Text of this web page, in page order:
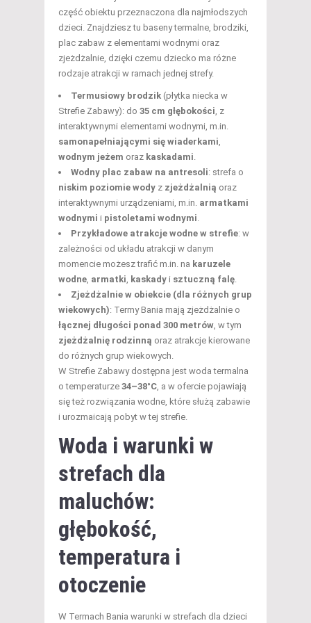
część obiektu przeznaczona dla najmłodszych
dzieci. Znajdziesz tu baseny termalne, brodziki,
plac zabaw z elementami wodnymi oraz
zjeżdżalnie, dzięki czemu dziecko ma różne
rodzaje atrakcji w ramach jednej strefy.
Termusiowy brodzik (płytka niecka w
Strefie Zabawy): do 35 cm głębokości , z
interaktywnymi elementami wodnymi, m.in.
samonapełniającymi się wiaderkami
wodnym jeżem oraz kaskadami
Wodny plac zabaw na antresoli: strefa o
niskim poziomie wody z zjeżdżalnią oraz
interaktywnymi urządzeniami, m.in. armatkami
wodnymi i pistoletami wodnymi
Przykładowe atrakcje wodne w strefie: w
zależności od układu atrakcji w danym
momencie możesz trafić m.in. na karuzele
wodne armatki kaskady i sztuczną falę
Zjeżdżalnie w obiekcie (dla różnych grup
wiekowych): Termy Bania mają zjeżdżalnie o
łącznej długości ponad 300 metrów , w tym
zjeżdżalnię rodzinną oraz atrakcje kierowane
do różnych grup wiekowych.
W Strefie Zabawy dostępna jest woda termalna
o temperaturze 34–38°C , a w ofercie pojawiają
się też rozwiązania wodne, które służą zabawie
i urozmaicają pobyt w tej strefie.
Woda i warunki w
strefach dla
maluchów:
głębokość,
temperatura i
otoczenie
W Termach Bania warunki w strefach dla dzieci